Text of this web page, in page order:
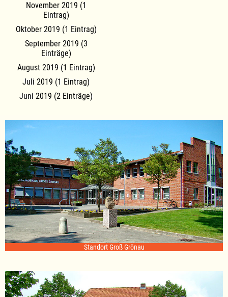
November 2019 (1
Eintrag)
Oktober 2019 (1 Eintrag)
September 2019 (3
Einträge)
August 2019 (1 Eintrag)
Juli 2019 (1 Eintrag)
Juni 2019 (2 Einträge)
Standort Groß Grönau